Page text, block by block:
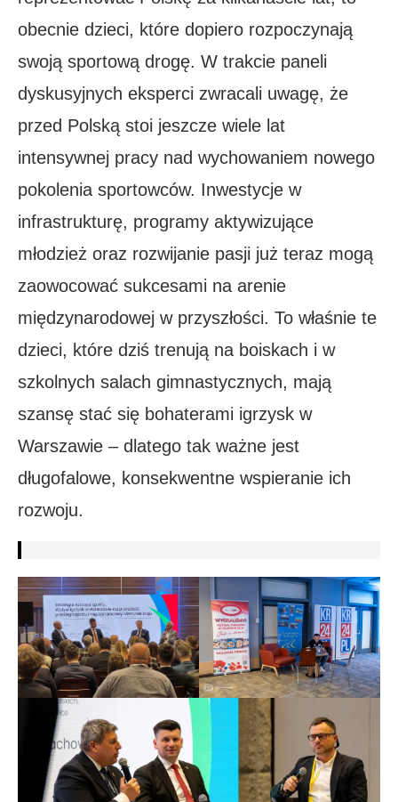
obecnie dzieci, które dopiero rozpoczynają
swoją sportową drogę. W trakcie paneli
dyskusyjnych eksperci zwracali uwagę, że
przed Polską stoi jeszcze wiele lat
intensywnej pracy nad wychowaniem nowego
pokolenia sportowców. Inwestycje w
infrastrukturę, programy aktywizujące
młodzież oraz rozwijanie pasji już teraz mogą
zaowocować sukcesami na arenie
międzynarodowej w przyszłości. To właśnie te
dzieci, które dziś trenują na boiskach i w
szkolnych salach gimnastycznych, mają
szansę stać się bohaterami igrzysk w
Warszawie – dlatego tak ważne jest
długofalowe, konsekwentne wspieranie ich
rozwoju.